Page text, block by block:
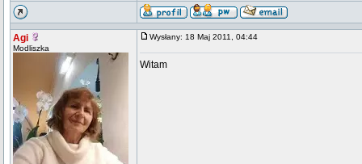
Agi
Modliszka
Wysłany: 18 Maj 2011, 04:44
Witam